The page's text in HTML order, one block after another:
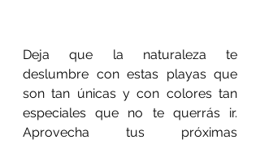
Deja que la naturaleza te
deslumbre con estas playas que
son tan únicas y con colores tan
especiales que no te querrás ir.
Aprovecha tus próximas